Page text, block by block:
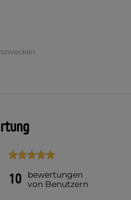
10
bewertungen
von Benutzern